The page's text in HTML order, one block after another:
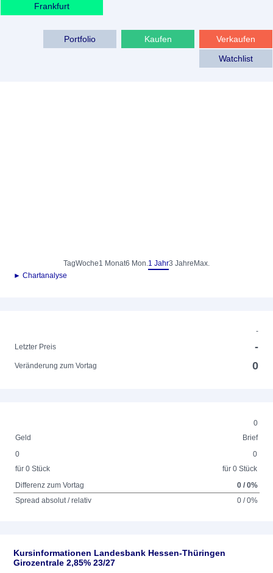
Frankfurt
Verkaufen
Kaufen
Portfolio
Watchlist
TagWoche1 Monat6 Mon.1 Jahr3 Jahre Max.
► Chartanalyse
-
Letzter Preis
-
Veränderung zum Vortag 0
0
Geld
Brief
0
für 0 Stück
0
für 0 Stück
Differenz zum Vortag
0 / 0%
Spread absolut / relativ
0 / 0%
Kursinformationen Landesbank Hessen-Thüringen
Girozentrale 2,85% 23/27